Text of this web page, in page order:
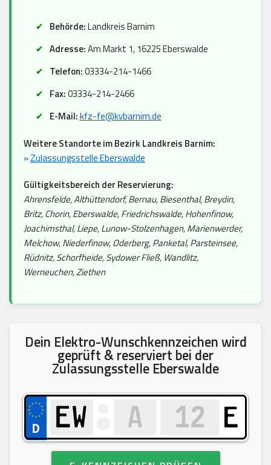
Behörde:Landkreis Barnim
Adresse:Am Markt 1, 16225 Eberswalde
Telefon:03334-214-1466
Fax:03334-214-2466
E-Mail:kfz-fe@kvbarnim.de
Weitere Standorte im Bezirk Landkreis Barnim:
»Zulassungsstelle Eberswalde
Gültigkeitsbereich der Reservierung:
Ahrensfelde, Althüttendorf, Bernau, Biesenthal, Breydin,
Britz, Chorin, Eberswalde, Friedrichswalde, Hohenfinow,
Joachimsthal, Liepe, Lunow-Stolzenhagen, Marienwerder,
Melchow, Niederfinow, Oderberg, Panketal, Parsteinsee,
Rüdnitz, Schorfheide, Sydower Fließ, Wandlitz,
Werneuchen, Ziethen
Dein Elektro-Wunschkennzeichen wird
geprüft & reserviert bei der
Zulassungsstelle Eberswalde
E